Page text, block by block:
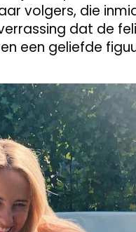
volgers, die
dat de
een geliefde